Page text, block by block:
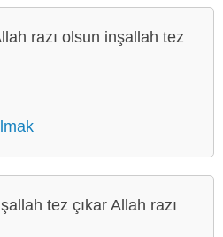
razı olsun inşallah tez
tez çıkar Allah razı